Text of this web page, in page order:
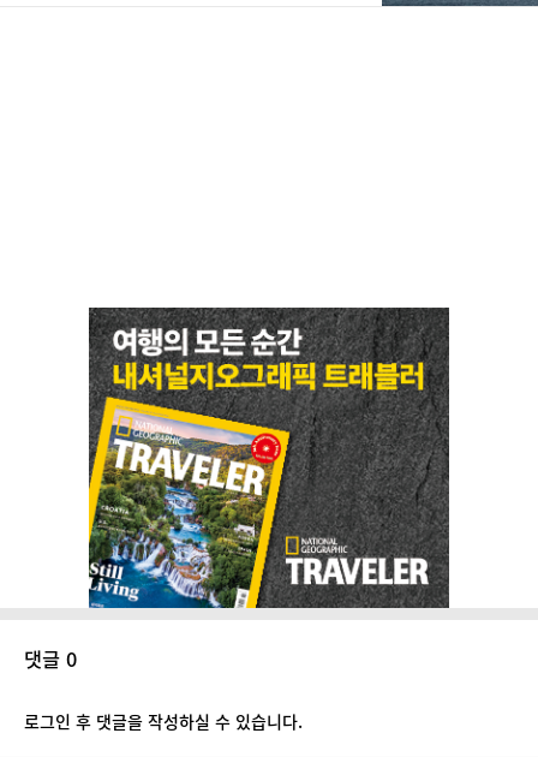
댓글 0
로그인 후 댓글을 작성하실 수 있습니다.